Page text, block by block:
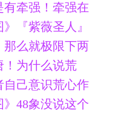
有牵强！牵强在
『紫薇圣人』
那么就极限下两
！为什么说荒
自己意识荒心作
48象没说这个